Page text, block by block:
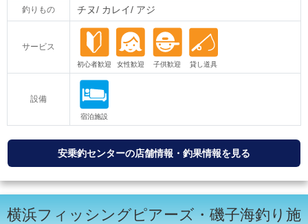
釣りもの チヌ カレイ アジ
サービス
設備
安乗釣センターの店舗情報・釣果情報を見る
横浜フィッシングピアーズ・磯子海釣り施